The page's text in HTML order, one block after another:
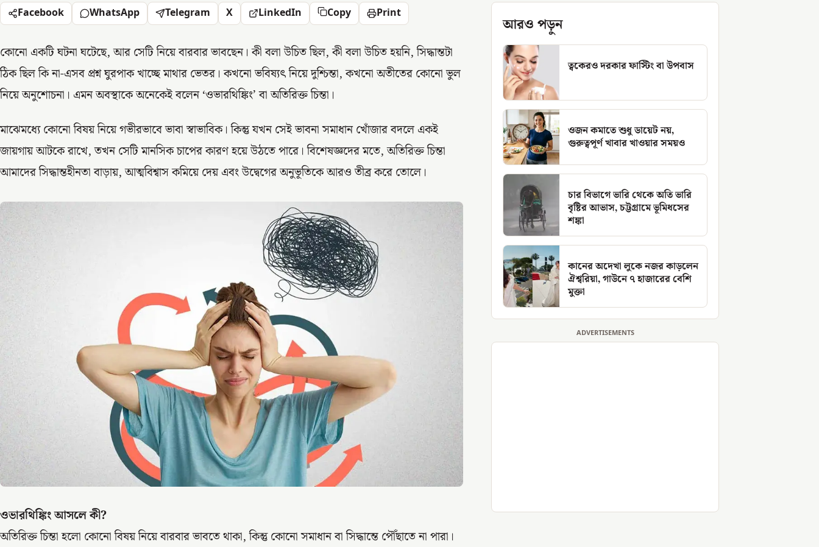
Facebook WhatsApp Telegram X LinkedIn Copy Print
কোনো একটি ঘটনা ঘটেছে, আর সেটি নিয়ে বারবার ভাবছেন। কী বলা উচিত ছিল, কী বলা উচিত হয়নি, সিদ্ধান্তটা
ঠিক ছিল কি না-এসব প্রশ্ন ঘুরপাক খাচ্ছে মাথার ভেতর। কখনো ভবিষ্যৎ নিয়ে দুশ্চিন্তা, কখনো অতীতের কোনো ভুল
নিয়ে অনুশোচনা। এমন অবস্থাকে অনেকেই বলেন ‘ওভারথিঙ্কিং’ বা অতিরিক্ত চিন্তা।
মাঝেমধ্যে কোনো বিষয় নিয়ে গভীরভাবে ভাবা স্বাভাবিক। কিন্তু যখন সেই ভাবনা সমাধান খোঁজার বদলে একই
জায়গায় আটকে রাখে, তখন সেটি মানসিক চাপের কারণ হয়ে উঠতে পারে। বিশেষজ্ঞদের মতে, অতিরিক্ত চিন্তা
আমাদের সিদ্ধান্তহীনতা বাড়ায়, আত্মবিশ্বাস কমিয়ে দেয় এবং উদ্বেগের অনুভূতিকে আরও তীব্র করে তোলে।
ওভারথিঙ্কিং আসলে কী?
অতিরিক্ত চিন্তা হলো কোনো বিষয় নিয়ে বারবার ভাবতে থাকা, কিন্তু কোনো সমাধান বা সিদ্ধান্তে পৌঁছাতে না পারা।
আরও পড়ুন
ত্বকেরও দরকার ফাস্টিং বা উপবাস
ওজন কমাতে শুধু ডায়েট নয়,
গুরুত্বপূর্ণ খাবার খাওয়ার সময়ও
চার বিভাগে ভারি থেকে অতি ভারি
বৃষ্টির আভাস, চট্টগ্রামে ভূমিধসের
শঙ্কা
কানের অদেখা লুকে নজর কাড়লেন
ঐশ্বরিয়া, গাউনে ৭ হাজারের বেশি
মুক্তা
ADVERTISEMENTS